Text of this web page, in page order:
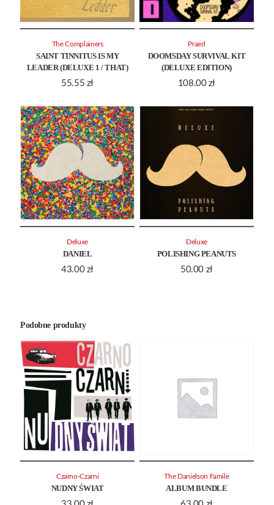
SAINT TINNITUS IS MY
LEADER (DELUXE 1 / THAT)
55.55 zł
The Complainers
DOOMSDAY SURVIVAL KIT
(DELUXE EDITION)
108.00 zł
Praed
DANIEL
43.00 zł
Deluxe
POLISHING PEANUTS
50.00 zł
Deluxe
Podobne produkty
NUDNY ŚWIAT
Czarno-Czarni
ALBUM BUNDLE
The Danielson Famile